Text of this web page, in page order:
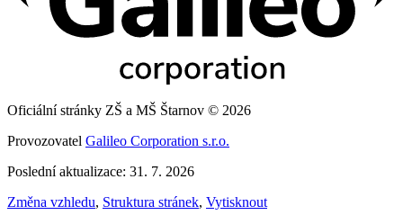
Oficiální stránky ZŠ a MŠ Štarnov © 2026
Provozovatel Galileo Corporation s.r.o.
Poslední aktualizace: 31. 7. 2026
Změna vzhledu, Struktura stránek, Vytisknout